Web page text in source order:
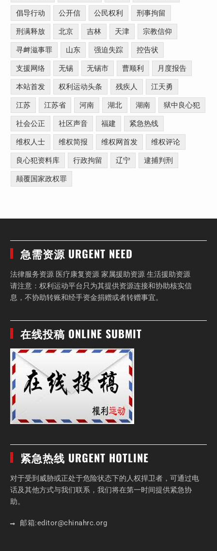
倡导行动 公开信 公民权利 刑事拘留
刑满释放 北京 吉林 天津 宗教信仰
寻衅滋事罪 山东 强迫失踪 控告状
支援网络 无锡 无锡市 曹顺利 月度报告
本站首发 权利运动头条 残疾人 江天勇
江苏 江苏省 河南 湖北 湖南 狱中良心犯
社会公正 社区声音 福建 紧急热线
维权人士 维权简报 维权网首发 维权评论
良心犯资料库 行政拘留 辽宁 逮捕判刑
颠覆国家政权罪
急需资源 URGENT NEED
法律服务资源 医疗康复资源 家属援助资源 生活援助资源
请注意：权利运动平台只为其提供资源连接和协助核实信
息，不协助转账和经手资金捐赠或者转赠事宜。
在线投稿 ONLINE SUBMIT
紧急热线 URGENT HOTLINE
对于受到威胁或正处于危险状态下的人权捍卫者，可通过电
话及其他方式与我们联系，我们将在第一时间提供紧急协
助。
邮箱:editor@chinahrc.org